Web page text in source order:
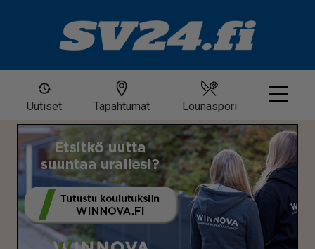
Uutiset Tapahtumat Lounaspori